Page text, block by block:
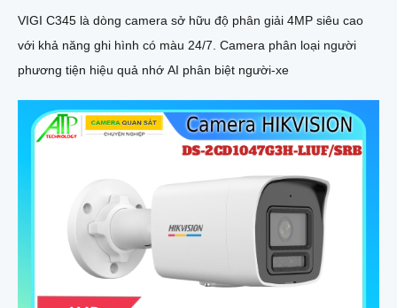
VIGI C345 là dòng camera sở hữu độ phân giải 4MP siêu cao
với khả năng ghi hình có màu 24/7. Camera phân loại người
phương tiện hiệu quả nhớ AI phân biệt người-xe